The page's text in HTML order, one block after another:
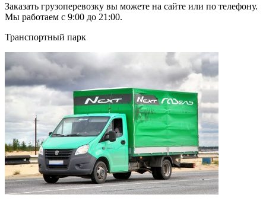
Заказать грузоперевозку вы можете на сайте или по телефону.
Мы работаем с 9:00 до 21:00.
Транспортный парк